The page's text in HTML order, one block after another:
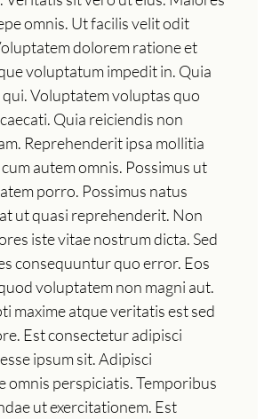
omnis. Ut facilis velit odit
dolorem ratione et
voluptatum impedit in. Quia
Voluptatem voluptas quo
Quia reiciendis non
Reprehenderit ipsa mollitia
autem omnis. Possimus ut
porro. Possimus natus
ut quasi reprehenderit. Non
iste vitae nostrum dicta. Sed
consequuntur quo error. Eos
voluptatem non magni aut.
maxime atque veritatis est sed
Est consectetur adipisci
ipsum sit. Adipisci
omnis perspiciatis. Temporibus
ut exercitationem. Est